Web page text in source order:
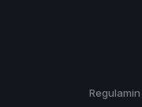
Regulamin